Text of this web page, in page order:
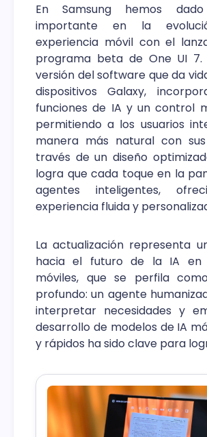
En Samsung hemos
importante en la
experiencia móvil con el
programa beta de One UI 7.
versión del software que da
dispositivos Galaxy,
funciones de IA y un control
permitiendo a los usuarios
manera más natural con
través de un diseño
logra que cada toque en la
agentes inteligentes,
experiencia fluida y
La actualización representa
hacia el futuro de la IA en
móviles, que se perfila
profundo: un agente
interpretar necesidades y
desarrollo de modelos de IA
y rápidos ha sido clave para